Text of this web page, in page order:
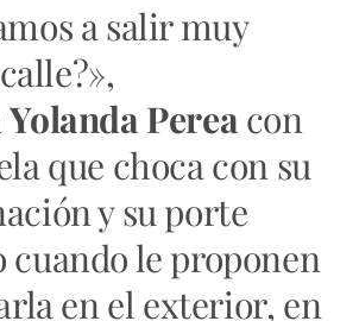
a salir muy
Yolanda Perea con
que choca con su
y su porte
le proponen
en el exterior, en